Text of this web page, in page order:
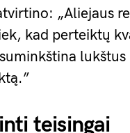
„Aliejaus
kad perteiktų
lukštus
teisingai